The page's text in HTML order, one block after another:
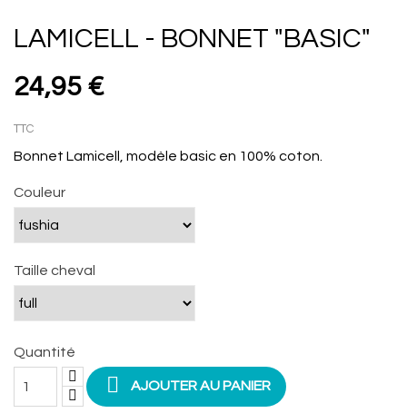
LAMICELL - BONNET "BASIC"
24,95 €
TTC
Bonnet Lamicell, modèle basic en 100% coton.
Couleur
Taille cheval
Quantité
 AJOUTER AU PANIER